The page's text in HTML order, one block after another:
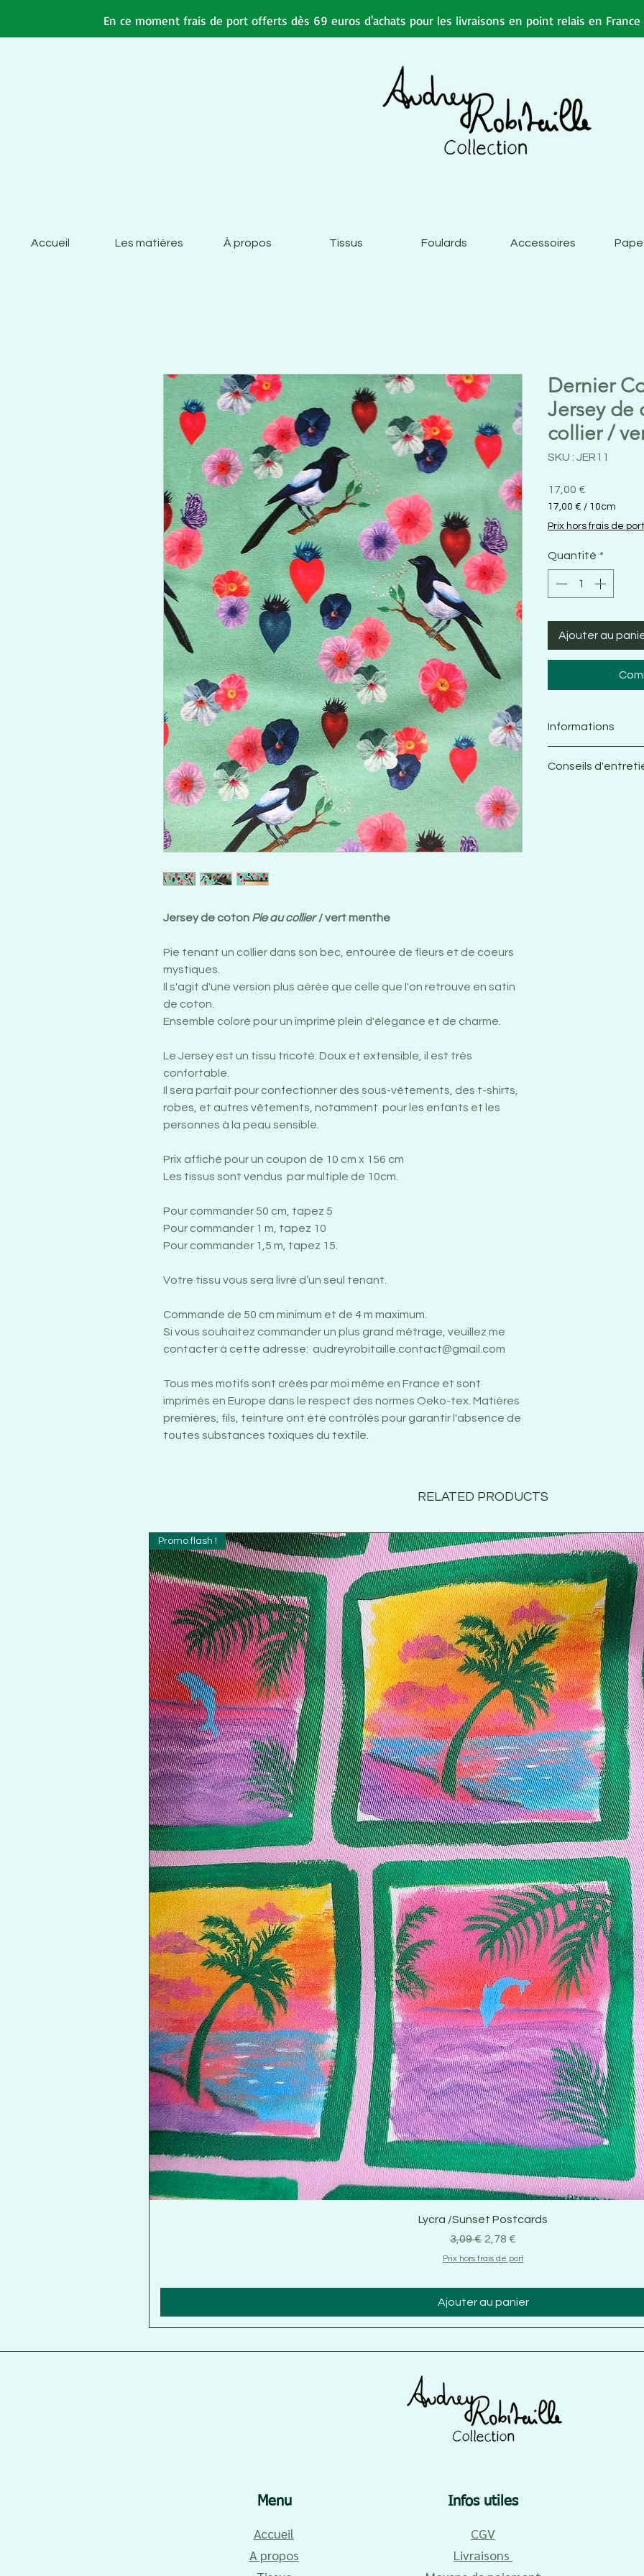
En ce moment frais de port offerts dès 69 euros d'achats pour les livraisons en point relais en
Accueil Les matières À propos Tissus Foulards Accessoires
Jersey de coton Pie au collier/ vert menthe
Pie tenant un collier dans son bec, entourée de fleurs et de coeurs
mystiques.
Il s'agit d'une version plus aérée que celle que l'on retrouve en satin
de coton.
Ensemble coloré pour un imprimé plein d'élégance et de charme.
Le Jersey est un tissu tricoté. Doux et extensible, il est très
confortable.
Il sera parfait pour confectionner des sous-vêtements, des t-shirts,
robes, et autres vêtements, notamment pour les enfants et les
personnes à la peau sensible.
Prix affiché pour un coupon de 10 cm x 156 cm
Les tissus sont vendus par multiple de 10cm.
Pour commander 50 cm, tapez 5
Pour commander 1 m, tapez 10
Pour commander 1,5 m, tapez 15.
Votre tissu vous sera livré d’un seul tenant.
Commande de 50 cm minimum et de 4 m maximum.
Si vous souhaitez commander un plus grand métrage, veuillez me
contacter à cette adresse: audreyrobitaille.contact@gmail.com
Tous mes motifs sont créés par moi même en France et sont
imprimés en Europe dans le respect des normes Oeko-tex. Matières
premières, fils, teinture ont été contrôlés pour garantir l'absence de
toutes substances toxiques du textile.
Dernier
Jersey de
collier /
SKU : JER11
17,00 €
17,00 € / 10cm
17,00 €
Centimètres
Prix hors frais de port
Quantité *
Ajouter au
Informations
Largeur
Conseils
RELATED PRODUCTS
Promo flash !
Lycra /Sunset Postcards
Prix original
3,09 € Prix promotionnel
2,78 €
Prix hors frais de port
Ajouter au panier
Accueil
A propos
CGV
Livraisons
Infos utiles
Menu